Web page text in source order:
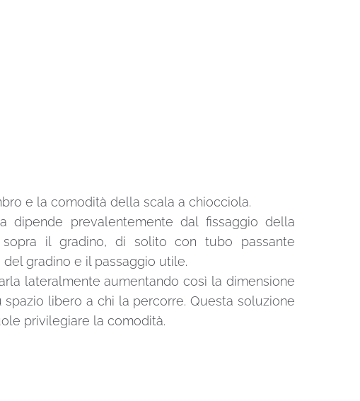
e la comodità della scala a chiocciola.
dipende prevalentemente dal fissaggio della
sopra il gradino, di solito con tubo passante
gradino e il passaggio utile.
lateralmente aumentando così la dimensione
libero a chi la percorre. Questa soluzione
privilegiare la comodità.